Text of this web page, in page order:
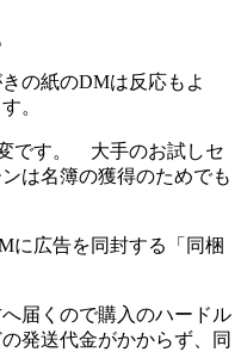
の紙のDMは反応もよ
。
です。 大手のお試しセ
は名簿の獲得のためでも
に広告を同封する「同梱
届くので購入のハードル
発送代金がかからず、同